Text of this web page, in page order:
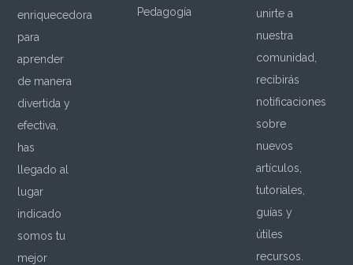
enriquecedora
para
aprender
de manera
divertida y
efectiva,
has
llegado al
lugar
indicado
somos tu
mejor
Pedagogía
unirte a
nuestra
comunidad,
recibirás
notificaciones
sobre
nuevos
artículos,
tutoriales,
guías y
útiles
recursos.